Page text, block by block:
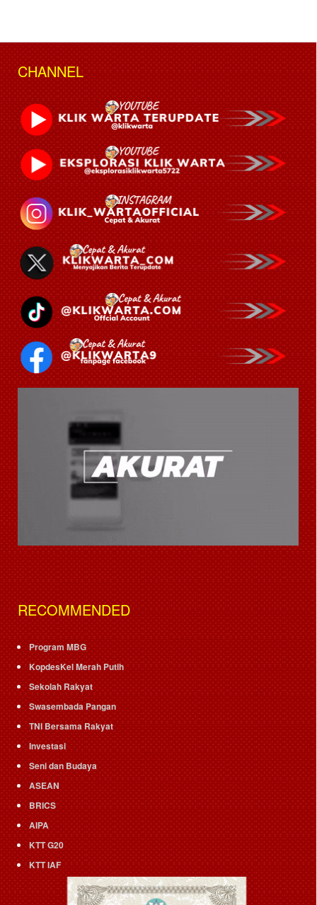
CHANNEL
RECOMMENDED
Program MBG
KopdesKel Merah Putih
Sekolah Rakyat
Swasembada Pangan
TNI Bersama Rakyat
Investasi
Seni dan Budaya
ASEAN
BRICS
AIPA
KTT G20
KTT IAF